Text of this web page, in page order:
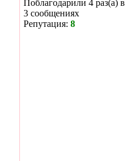
Поблагодарили 4 раз(а) в
3 сообщениях
Репутация: 8